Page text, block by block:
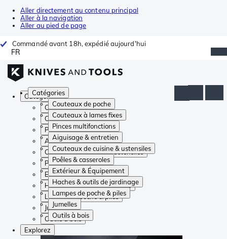
Aller directement au contenu principal
Aller à la navigation
Aller au pied de page
Commandé avant 18h, expédié aujourd'hui
FR
Catégories
Couteaux de poche
Couteaux à lames fixes
Pinces multifonctions
Aiguisage & entretien
Couteaux de cuisine & ustensiles
Poêles & casseroles
Extérieur & Équipement
Haches & outils de jardinage
Lampes de poche & piles
Jumelles
Outils à bois
Catégories
Couteaux de poche
Couteaux à lames fixes
Pinces multifonctions
Aiguisage & entretien
Couteaux de cuisine & ustensiles
Poêles & casseroles
Extérieur & Équipement
Haches & outils de jardinage
Lampes de poche & piles
Jumelles
Outils à bois
Explorez